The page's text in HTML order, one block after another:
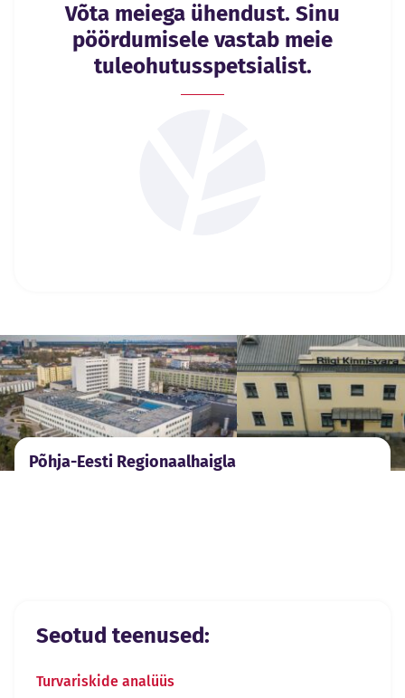
Võta meiega ühendust. Sinu
pöördumisele vastab meie
tuleohutusspetsialist.
Põhja-Eesti Regionaalhaigla
Seotud teenused:
Turvariskide analüüs